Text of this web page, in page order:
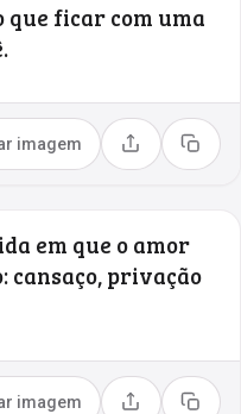
que ficar com uma
imagem Compartilhar
Copiar
em que o amor
cansaço, privação
imagem Compartilhar
Copiar